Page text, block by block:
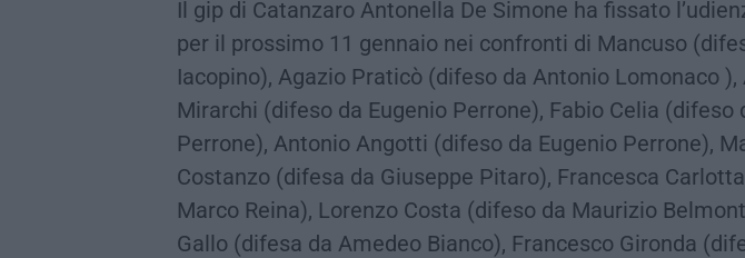
Il gip di Catanzaro Antonella De Simone ha fissato
per il prossimo 11 gennaio nei confronti di Mancuso
Iacopino), Agazio Praticò (difeso da Antonio Lomonaco ),
Mirarchi (difeso da Eugenio Perrone), Fabio Celia (difeso
Perrone), Antonio Angotti (difeso da Eugenio Perrone),
Costanzo (difesa da Giuseppe Pitaro), Francesca
Marco Reina), Lorenzo Costa (difeso da Maurizio
Gallo (difesa da Amedeo Bianco), Francesco Gironda